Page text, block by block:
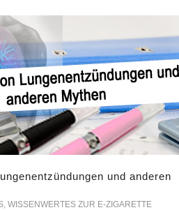
und anderen
, WISSENWERTES ZUR E-ZIGARETTE